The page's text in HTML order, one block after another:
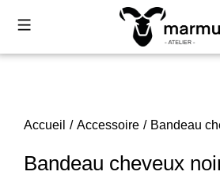
Vous êtes ici :
Accueil Accessoire Bandeau
Bandeau cheveux